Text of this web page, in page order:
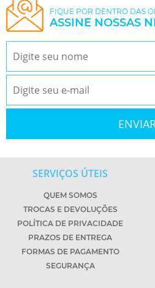
FIQUE POR DENTRO DAS
ASSINE NOSSAS
SERVIÇOS ÚTEIS
QUEM SOMOS
TROCAS E DEVOLUÇÕES
POLÍTICA DE PRIVACIDADE
PRAZOS DE ENTREGA
FORMAS DE PAGAMENTO
SEGURANÇA